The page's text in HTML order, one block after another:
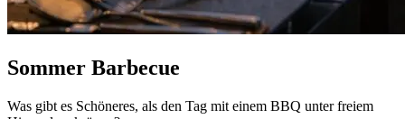
Sommer Barbecue
Was gibt es Schöneres, als den Tag mit einem BBQ unter freiem